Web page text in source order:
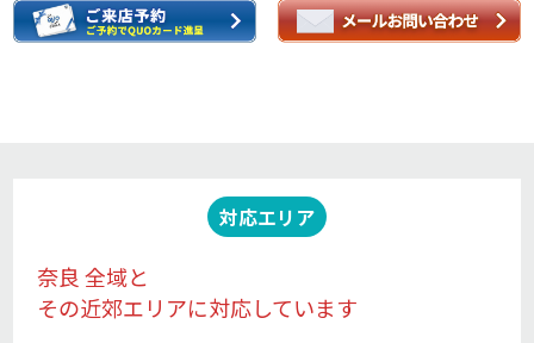
対応エリア
奈良 全域と
その近郊エリアに対応しています